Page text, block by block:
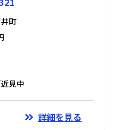
町
見中
詳細を見る